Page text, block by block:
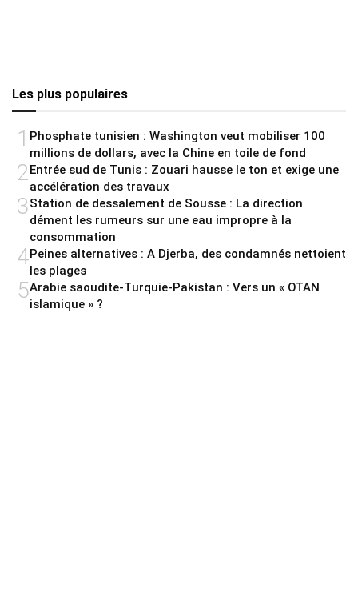
Les plus populaires
1 Phosphate tunisien : Washington veut mobiliser 100
millions de dollars, avec la Chine en toile de fond
2 Entrée sud de Tunis : Zouari hausse le ton et exige une
accélération des travaux
3Station de dessalement de Sousse : La direction
dément les rumeurs sur une eau impropre à la
consommation
4Peines alternatives : A Djerba, des condamnés nettoient
les plages
5Arabie saoudite-Turquie-Pakistan : Vers un « OTAN
islamique » ?